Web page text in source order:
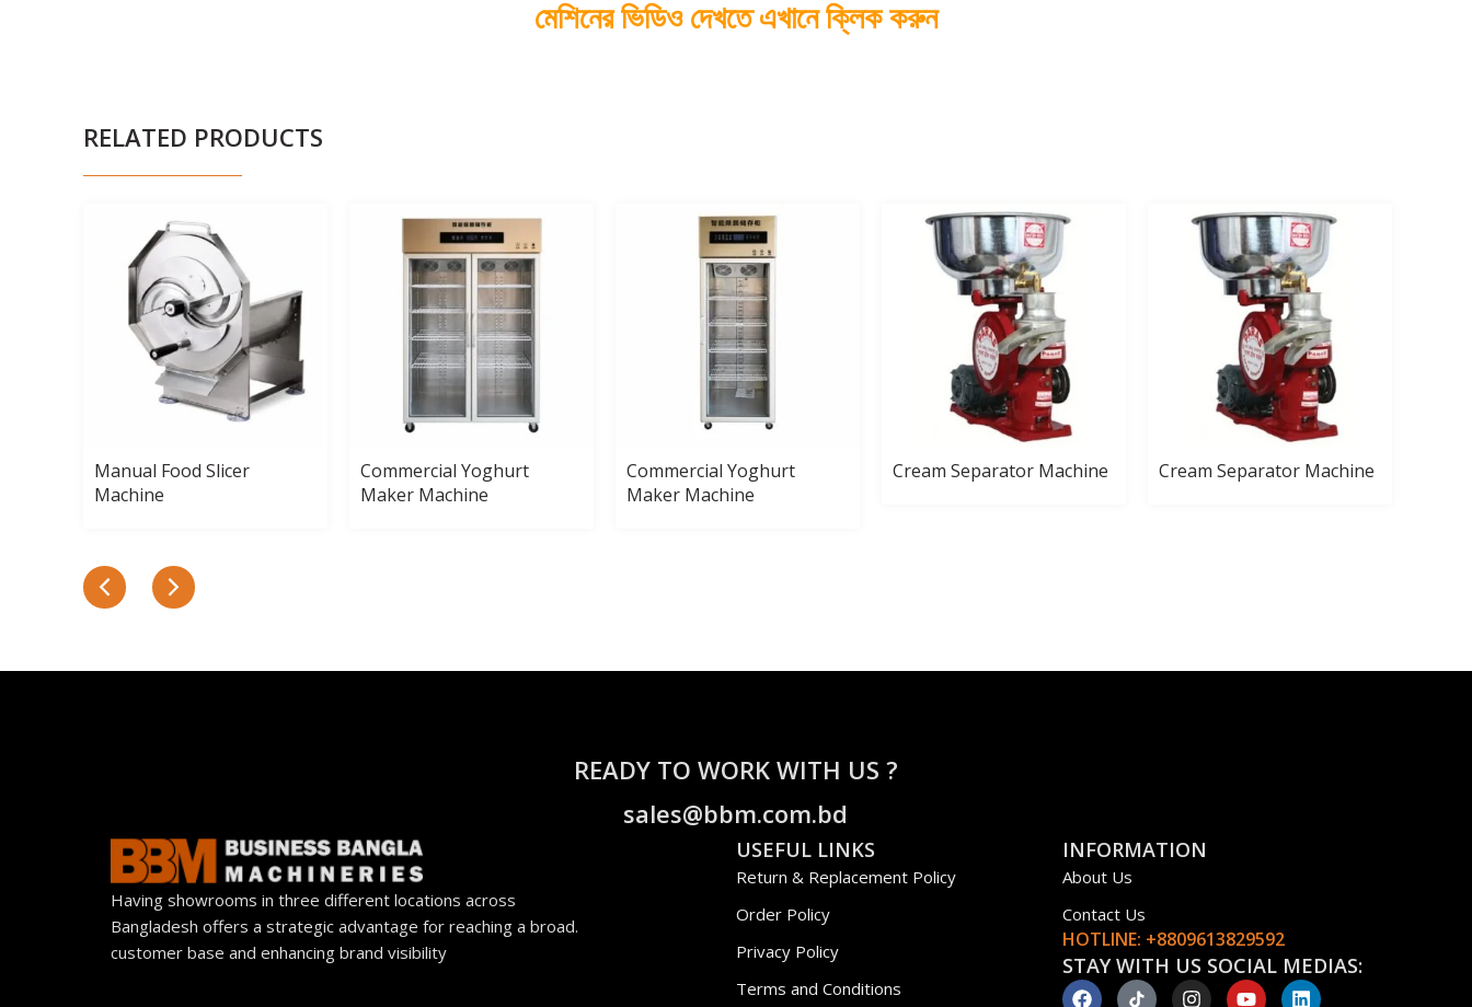
মেশিনের ভিডিও দেখতে এখানে ক্লিক করুন
RELATED PRODUCTS
Manual Food Slicer
Machine
Commercial Yoghurt
Maker Machine
Commercial Yoghurt
Maker Machine
Cream Separator Machine Cream Separator Machine
READY TO WORK WITH US ?
sales@bbm.com.bd
Having showrooms in three different locations across
Bangladesh offers a strategic advantage for reaching a broad.
customer base and enhancing brand visibility
USEFUL LINKS
Return & Replacement Policy
Order Policy
Privacy Policy
Terms and Conditions
INFORMATION
About Us
Contact Us
HOTLINE: +8809613829592
STAY WITH US SOCIAL MEDIAS: